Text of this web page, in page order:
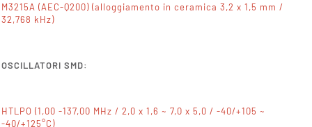
M3215A (AEC-Q200) (alloggiamento in ceramica 3,2 x 1,5 mm /
32,768 kHz)
OSCILLATORI SMD:
HTLPO (1,00 -137,00 MHz / 2,0 x 1,6~ 7,0 x 5,0 / -40/+105 ~
-40/+125°C)